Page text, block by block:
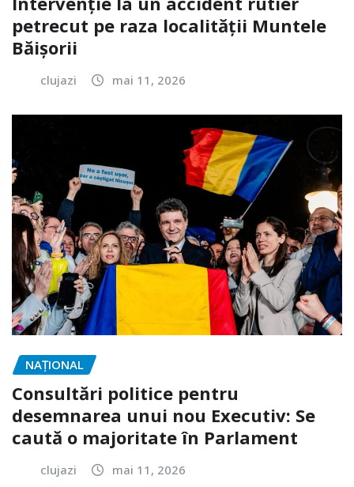
petrecut pe raza localității Muntele
Băișorii
clujazi mai 11, 2026
NAŢIONAL
Consultări politice pentru
desemnarea unui nou Executiv: Se
caută o majoritate în Parlament
clujazi mai 11, 2026